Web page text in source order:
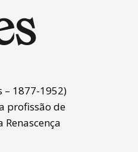
– 1877-1952)
profissão de